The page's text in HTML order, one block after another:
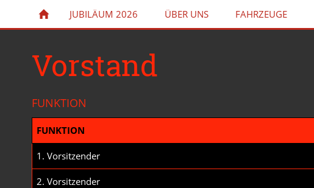
JUBILÄUM 2026 ÜBER UNS FAHRZEUGE
Vorstand
FUNKTION
FUNKTION
1. Vorsitzender
2. Vorsitzender